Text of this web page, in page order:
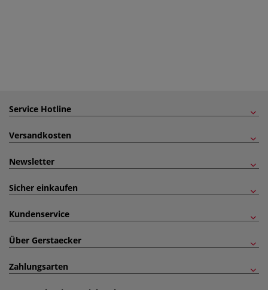
Service Hotline
Versandkosten
Newsletter
Sicher einkaufen
Kundenservice
Über Gerstaecker
Zahlungsarten